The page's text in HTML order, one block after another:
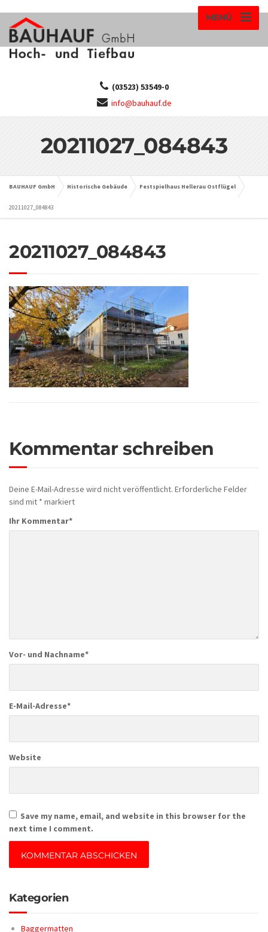
MENÜ
(03523) 53549-0
info@bauhauf.de
20211027_084843
BAUHAUF GmbH Historische Gebäude Festspielhaus Hellerau Ostflügel
20211027_084843
20211027_084843
Kommentar schreiben
Deine E-Mail-Adresse wird nicht veröffentlicht. Erforderliche Felder
sind mit * markiert
Ihr Kommentar*
Vor- und Nachname*
E-Mail-Adresse*
Website
Save my name, email, and website in this browser for the
next time I comment.
Kategorien
Baggermatten